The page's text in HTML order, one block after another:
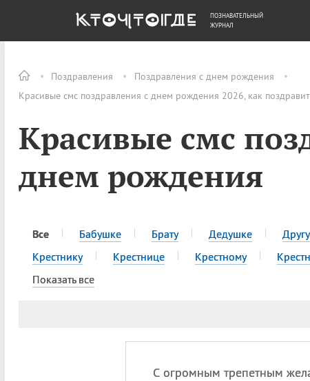
Поздравления
Поздравления с днем рождения
Красивые смс поздравления с днем рождения 2026, как
Красивые смс
днем рождения
Все Бабушке Брату Дедушке Другу
Крестнику
Крестнице Крестному
Показать все
С огромным трепетным
ОБЩЕСТВО ДЕНЬГИ
ПОЗНАВАТЕЛЬНЫЙ
ЖУРНАЛ